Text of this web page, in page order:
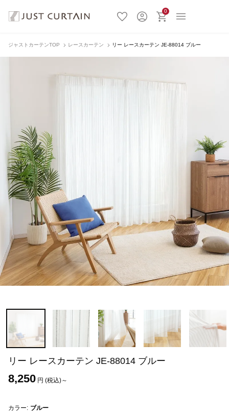
0
ジャストカーテンTOP レースカーテン リー レースカーテン JE-88014 ブルー
リー レースカーテン JE-88014 ブルー
8,250 円 (税込)～
カラー: ブルー